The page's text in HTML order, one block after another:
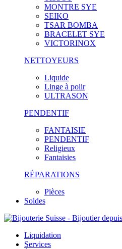
MONTRE SYE
SEIKO
TSAR BOMBA
BRACELET SYE
VICTORINOX
NETTOYEURS
Liquide
Linge à polir
ULTRASON
PENDENTIF
FANTAISIE
PENDENTIF
Religieux
Fantaisies
RÉPARATIONS
Pièces
Soldes
Liquidation
Services